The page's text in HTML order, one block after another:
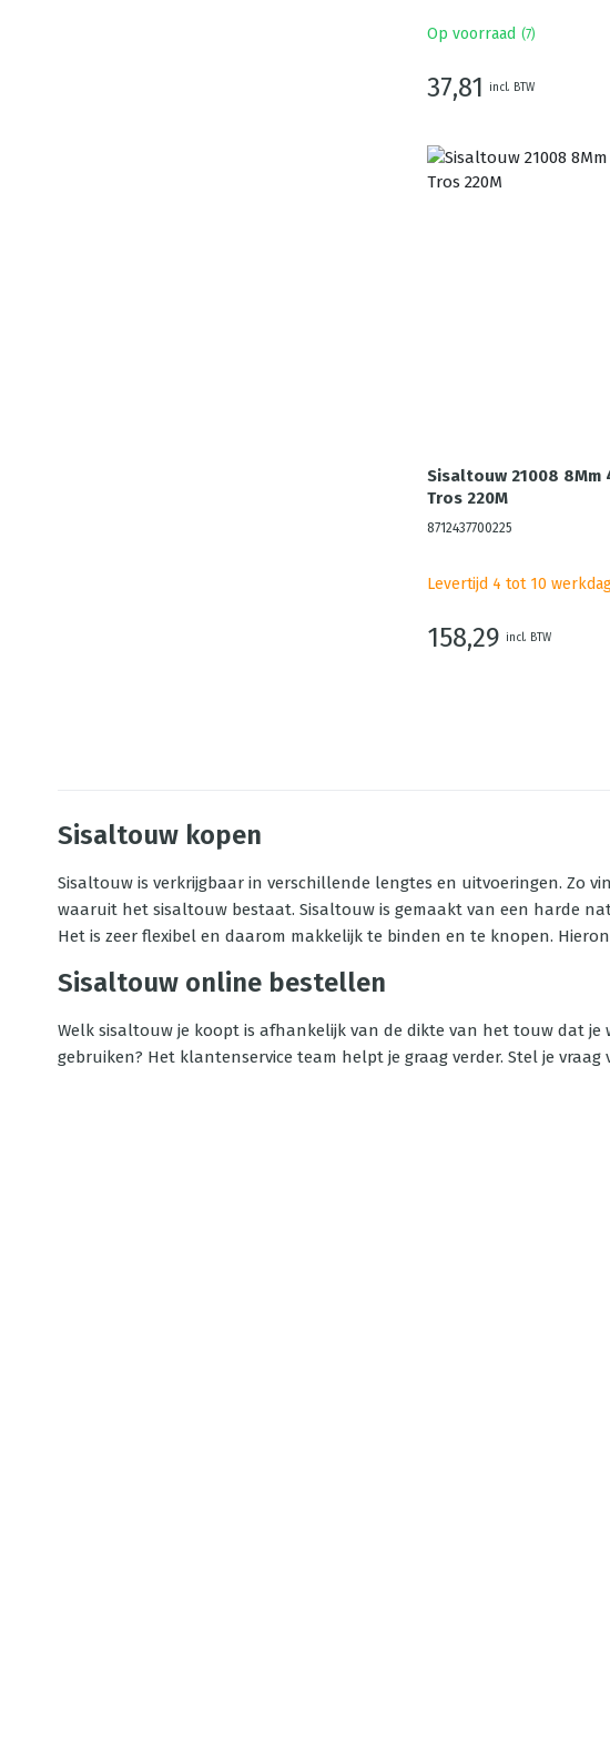
Op voorraad (7)
37,81 incl. BTW
Sisaltouw 21008 8Mm
Tros 220M
8712437700225
Levertijd 4 tot 10
158,29 incl. BTW
Sisaltouw kopen
Sisaltouw is verkrijgbaar in verschillende lengtes en uitvoeringen. Zo
waaruit het sisaltouw bestaat. Sisaltouw is gemaakt van een harde
Het is zeer flexibel en daarom makkelijk te binden en te knopen.
Sisaltouw online bestellen
Welk sisaltouw je koopt is afhankelijk van de dikte van het touw dat
gebruiken? Het klantenservice team helpt je graag verder. Stel je vraag